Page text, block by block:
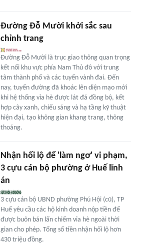
Đường Đỗ Mười khởi sắc sau
chỉnh trang
Đường Đỗ Mười là trục giao thông quan trọng
kết nối khu vực phía Nam Thủ đô với trung
tâm thành phố và các tuyến vành đai. Đến
nay, tuyến đường đã khoác lên diện mạo mới
khi hệ thống vỉa hè được lát đá đồng bộ, kết
hợp cây xanh, chiếu sáng và hạ tầng kỹ thuật
hiện đại, tạo không gian khang trang, thông
thoáng.
Nhận hối lộ để 'làm ngơ' vi phạm,
3 cựu cán bộ phường ở Huế lĩnh
án
3 cựu cán bộ UBND phường Phú Hội (cũ), TP
Huế yêu cầu các hộ kinh doanh nộp tiền để
được buôn bán lấn chiếm vỉa hè ngoài thời
gian cho phép. Tổng số tiền nhận hối lộ hơn
430 triệu đồng.